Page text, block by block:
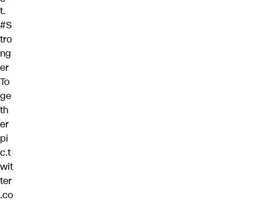
t.
#S
tro
ng
er
To
ge
th
er
pi
c.t
wit
ter
.co